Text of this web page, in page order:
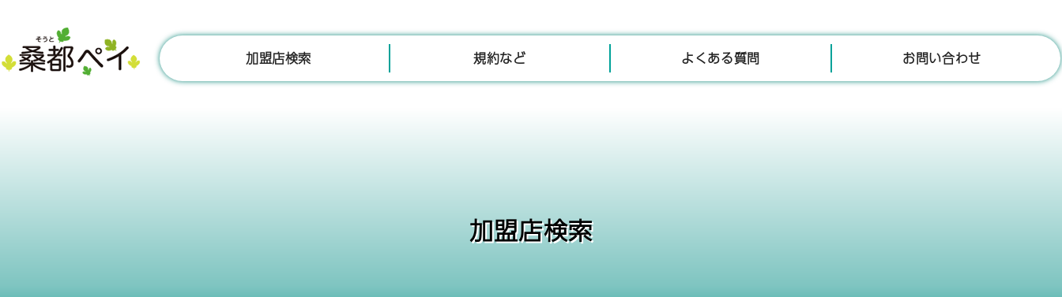
ン
加盟店検索 規約など よくある質問 お問い合わせ
加盟店検索